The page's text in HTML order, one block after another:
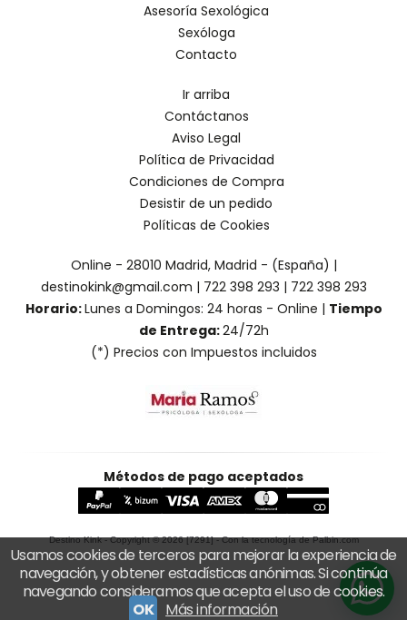
Asesoría Sexológica
Sexóloga
Contacto
Ir arriba
Contáctanos
Aviso Legal
Política de Privacidad
Condiciones de Compra
Desistir de un pedido
Políticas de Cookies
Online - 28010 Madrid, Madrid - (España) |
destinokink@gmail.com | 722 398 293 | 722 398 293
Horario:Lunes a Domingos: 24 horas - Online | Tiempo
de Entrega:24/72h
(*) Precios con Impuestos incluidos
Métodos de pago aceptados
Destino Kink- Copyright © 2026 [7291] - Con la tecnología de Palbin.com
Usamos cookies de terceros para mejorar la experiencia de
navegación, y obtener estadísticas anónimas. Si continúa
navegando consideramos que acepta el uso de cookies.
OK
Más información